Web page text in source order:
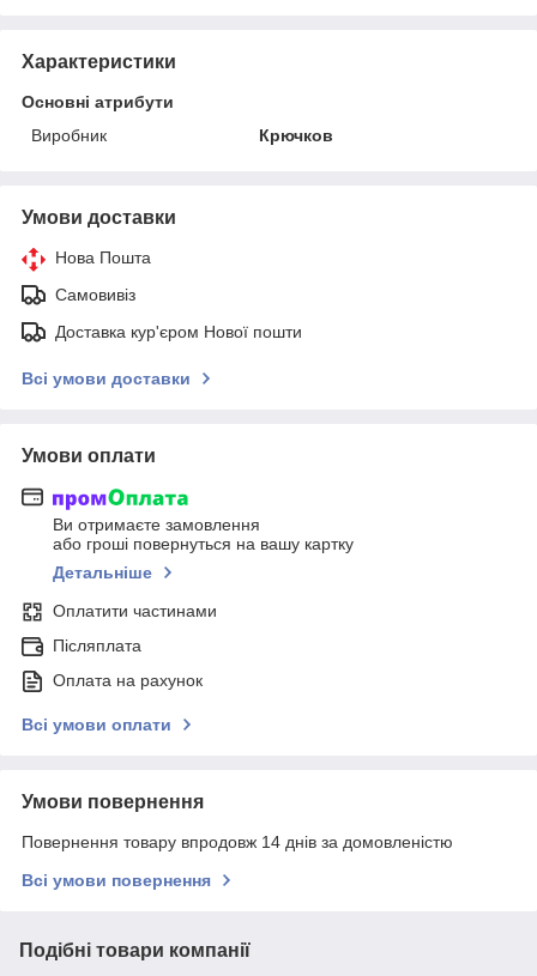
Характеристики
Основні атрибути
Виробник
Крючков
Умови доставки
Нова Пошта
Самовивіз
Доставка кур'єром Нової пошти
Всі умови доставки
Умови оплати
Ви отримаєте замовлення
або гроші повернуться на вашу картку
Детальніше
Оплатити частинами
Післяплата
Оплата на рахунок
Всі умови оплати
Умови повернення
Повернення товару впродовж 14 днів за домовленістю
Всі умови повернення
Подібні товари компанії